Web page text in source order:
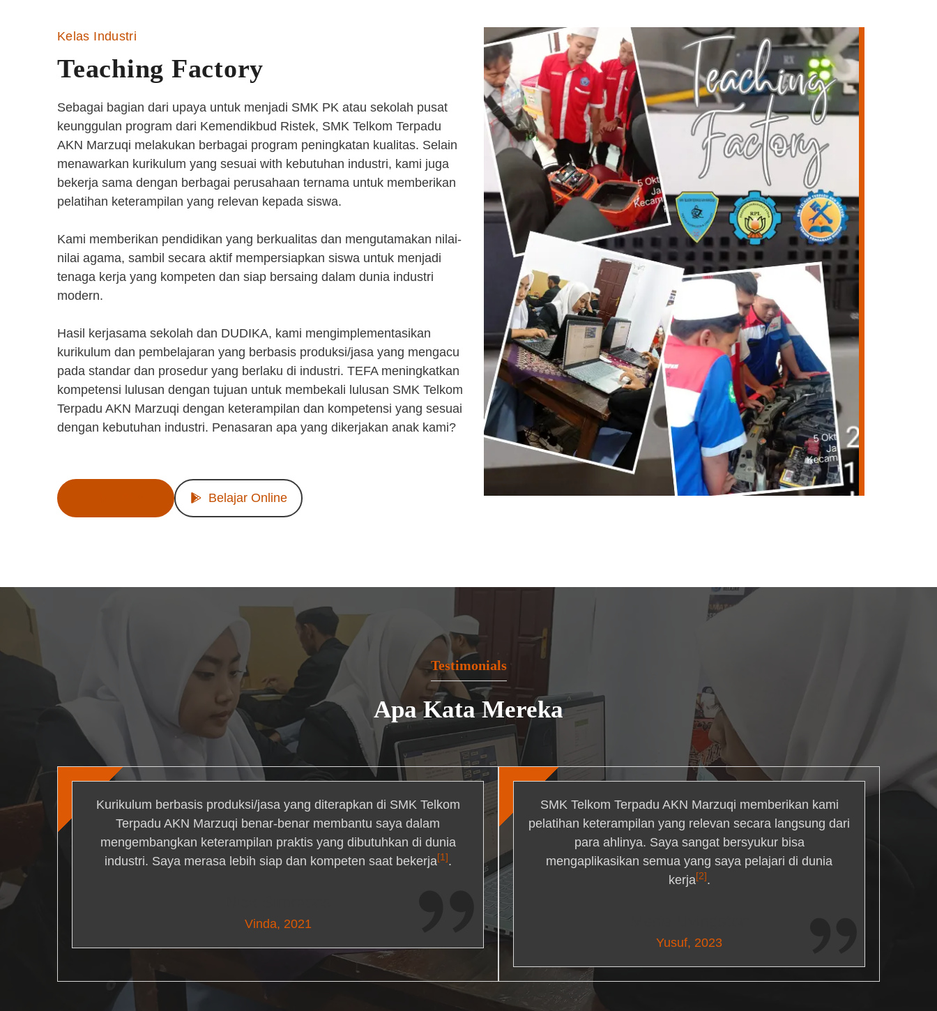
Kelas Industri
Teaching Factory
Sebagai bagian dari upaya untuk menjadi SMK PK atau sekolah pusat
keunggulan program dari Kemendikbud Ristek, SMK Telkom Terpadu
AKN Marzuqi melakukan berbagai program peningkatan kualitas. Selain
menawarkan kurikulum yang sesuai with kebutuhan industri, kami juga
bekerja sama dengan berbagai perusahaan ternama untuk memberikan
pelatihan keterampilan yang relevan kepada siswa.
Kami memberikan pendidikan yang berkualitas dan mengutamakan nilai-
nilai agama, sambil secara aktif mempersiapkan siswa untuk menjadi
tenaga kerja yang kompeten dan siap bersaing dalam dunia industri
modern.
Hasil kerjasama sekolah dan DUDIKA, kami mengimplementasikan
kurikulum dan pembelajaran yang berbasis produksi/jasa yang mengacu
pada standar dan prosedur yang berlaku di industri. TEFA meningkatkan
kompetensi lulusan dengan tujuan untuk membekali lulusan SMK Telkom
Terpadu AKN Marzuqi dengan keterampilan dan kompetensi yang sesuai
dengan kebutuhan industri. Penasaran apa yang dikerjakan anak kami?
Belajar Online
Testimonials
Apa Kata Mereka
Kurikulum berbasis produksi/jasa yang diterapkan di SMK Telkom
Terpadu AKN Marzuqi benar-benar membantu saya dalam
mengembangkan keterampilan praktis yang dibutuhkan di dunia
industri. Saya merasa lebih siap dan kompeten saat bekerja[1].
Vinda, 2021
SMK Telkom Terpadu AKN Marzuqi memberikan kami
pelatihan keterampilan yang relevan secara langsung dari
para ahlinya. Saya sangat bersyukur bisa
mengaplikasikan semua yang saya pelajari di dunia
kerja[2].
Yusuf, 2023